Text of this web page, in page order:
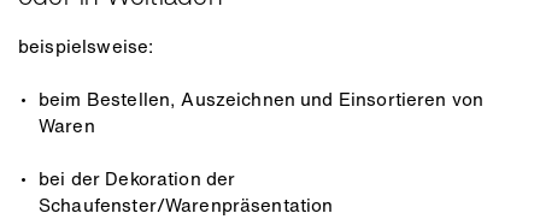
beispielsweise:
beim Bestellen, Auszeichnen und Einsortieren von
Waren
bei der Dekoration der
Schaufenster/Warenpräsentation